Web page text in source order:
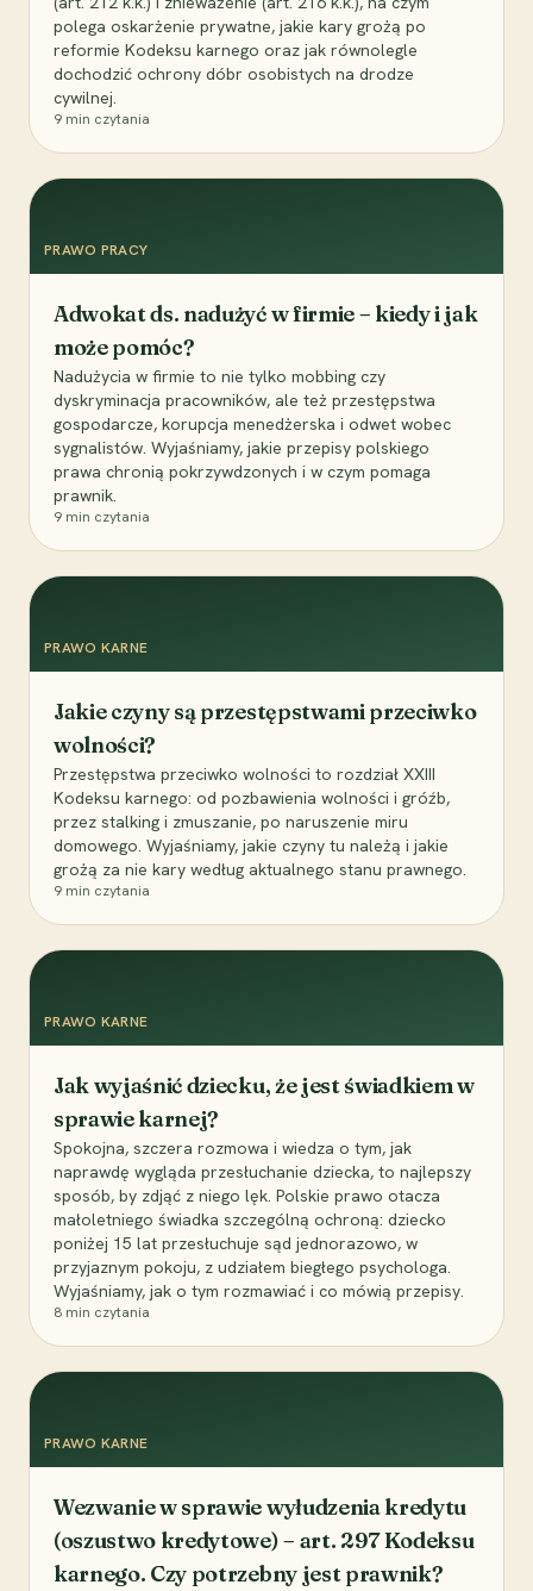
polega oskarżenie prywatne, jakie kary grożą po
reformie Kodeksu karnego oraz jak równolegle
dochodzić ochrony dóbr osobistych na drodze
cywilnej.
9 min czytania
PRAWO PRACY
Adwokat ds. nadużyć w firmie – kiedy i jak
może pomóc?
Nadużycia w firmie to nie tylko mobbing czy
dyskryminacja pracowników, ale też przestępstwa
gospodarcze, korupcja menedżerska i odwet wobec
sygnalistów. Wyjaśniamy, jakie przepisy polskiego
prawa chronią pokrzywdzonych i w czym pomaga
prawnik.
9 min czytania
PRAWO KARNE
Jakie czyny są przestępstwami przeciwko
wolności?
Przestępstwa przeciwko wolności to rozdział XXIII
Kodeksu karnego: od pozbawienia wolności i gróźb,
przez stalking i zmuszanie, po naruszenie miru
domowego. Wyjaśniamy, jakie czyny tu należą i jakie
grożą za nie kary według aktualnego stanu prawnego.
9 min czytania
PRAWO KARNE
Jak wyjaśnić dziecku, że jest świadkiem w
sprawie karnej?
Spokojna, szczera rozmowa i wiedza o tym, jak
naprawdę wygląda przesłuchanie dziecka, to najlepszy
sposób, by zdjąć z niego lęk. Polskie prawo otacza
małoletniego świadka szczególną ochroną: dziecko
poniżej 15 lat przesłuchuje sąd jednorazowo, w
przyjaznym pokoju, z udziałem biegłego psychologa.
Wyjaśniamy, jak o tym rozmawiać i co mówią przepisy.
8 min czytania
PRAWO KARNE
Wezwanie w sprawie wyłudzenia kredytu
(oszustwo kredytowe) – art. 297 Kodeksu
karnego. Czy potrzebny jest prawnik?